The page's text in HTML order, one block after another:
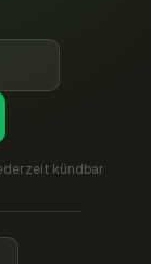
kündbar